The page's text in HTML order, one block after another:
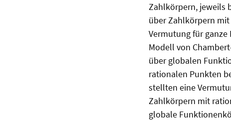
Zahlkörpern, jeweils
über Zahlkörpern
Vermutung für
Modell von
über globalen
rationalen Punkten
stellten eine
Zahlkörpern mit
globale